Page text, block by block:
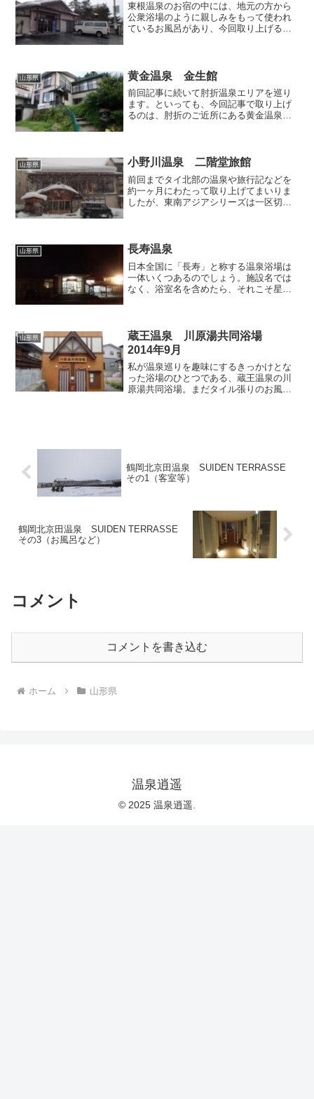
東根温泉のお宿の中には、地元の方から
公衆浴場のように親しみをもって使われ
ているお風呂があり、今回取り上げる
うとすると、風呂道具を小脇...
山形県 黄金温泉 金生館
前回記事に続いて肘折温泉エリアを巡り
ます。といっても、今回記事で取り上げ
るのは、肘折のご近所にある黄金温泉で
げます。今回訪れたのは金...
山形県 小野川温泉 二階堂旅館
前回までタイ北部の温泉や旅行記などを
約一ヶ月にわたって取り上げてまいりま
したが、東南アジアシリーズは一区切り
が融けて桜も散りましたが...
山形県 長寿温泉
日本全国に「長寿」と称する温泉浴場は
一体いくつあるのでしょう。施設名では
なく、浴室名を含めたら、それこそ星の
泉」を取り上げます。大雑...
山形県
蔵王温泉 川原湯共同浴場
2014年9月
私が温泉巡りを趣味にするきっかけとな
った浴場のひとつである、蔵王温泉の川
原湯共同浴場。まだタイル張りのお風呂
鶴岡北京田温泉 SUIDEN TERRASSE
その1（客室等）
鶴岡北京田温泉 SUIDEN TERRASSE
その3（お風呂など）
コメント
コメントを書き込む
ホーム 山形県
温泉逍遥
© 2025 温泉逍遥.